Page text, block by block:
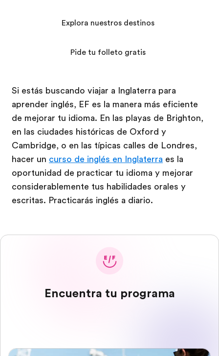
Si estás buscando viajar a Inglaterra para
aprender inglés, EF es la manera más eficiente
de mejorar tu idioma. En las playas de Brighton,
en las ciudades históricas de Oxford y
Cambridge, o en las típicas calles de Londres,
hacer un curso de inglés en Inglaterra es la
oportunidad de practicar tu idioma y mejorar
considerablemente tus habilidades orales y
escritas. Practicarás inglés a diario.
Explora nuestros destinos
Pide tu folleto gratis
Encuentra tu programa